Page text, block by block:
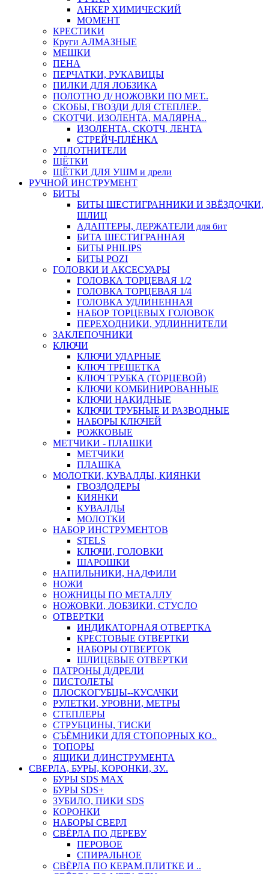
АНКЕР ХИМИЧЕСКИЙ
МОМЕНТ
КРЕСТИКИ
Круги АЛМАЗНЫЕ
МЕШКИ
ПЕНА
ПЕРЧАТКИ, РУКАВИЦЫ
ПИЛКИ ДЛЯ ЛОБЗИКА
ПОЛОТНО Д/ НОЖОВКИ ПО МЕТ..
СКОБЫ, ГВОЗДИ ДЛЯ СТЕПЛЕР..
СКОТЧИ, ИЗОЛЕНТА, МАЛЯРНА..
ИЗОЛЕНТА, СКОТЧ, ЛЕНТА
СТРЕЙЧ-ПЛЁНКА
УПЛОТНИТЕЛИ
ЩЁТКИ
ЩЁТКИ ДЛЯ УШМ и дрели
РУЧНОЙ ИНСТРУМЕНТ
БИТЫ
БИТЫ ШЕСТИГРАННИКИ И ЗВЁЗДОЧКИ,
ШЛИЦ
АДАПТЕРЫ, ДЕРЖАТЕЛИ для бит
БИТА ШЕСТИГРАННАЯ
БИТЫ PHILIPS
БИТЫ POZI
ГОЛОВКИ И АКСЕСУАРЫ
ГОЛОВКА ТОРЦЕВАЯ 1/2
ГОЛОВКА ТОРЦЕВАЯ 1/4
ГОЛОВКА УДЛИНЕННАЯ
НАБОР ТОРЦЕВЫХ ГОЛОВОК
ПЕРЕХОДНИКИ, УДЛИННИТЕЛИ
ЗАКЛЕПОЧНИКИ
КЛЮЧИ
КЛЮЧИ УДАРНЫЕ
КЛЮЧ ТРЕЩЕТКА
КЛЮЧ ТРУБКА (ТОРЦЕВОЙ)
КЛЮЧИ КОМБИНИРОВАННЫЕ
КЛЮЧИ НАКИДНЫЕ
КЛЮЧИ ТРУБНЫЕ И РАЗВОДНЫЕ
НАБОРЫ КЛЮЧЕЙ
РОЖКОВЫЕ
МЕТЧИКИ - ПЛАШКИ
МЕТЧИКИ
ПЛАШКА
МОЛОТКИ, КУВАЛДЫ, КИЯНКИ
ГВОЗДОДЕРЫ
КИЯНКИ
КУВАЛДЫ
МОЛОТКИ
НАБОР ИНСТРУМЕНТОВ
STELS
КЛЮЧИ, ГОЛОВКИ
ШАРОШКИ
НАПИЛЬНИКИ, НАДФИЛИ
НОЖИ
НОЖНИЦЫ ПО МЕТАЛЛУ
НОЖОВКИ, ЛОБЗИКИ, СТУСЛО
ОТВЕРТКИ
ИНДИКАТОРНАЯ ОТВЕРТКА
КРЕСТОВЫЕ ОТВЕРТКИ
НАБОРЫ ОТВЕРТОК
ШЛИЦЕВЫЕ ОТВЕРТКИ
ПАТРОНЫ Д/ДРЕЛИ
ПИСТОЛЕТЫ
ПЛОСКОГУБЦЫ--КУСАЧКИ
РУЛЕТКИ, УРОВНИ, МЕТРЫ
СТЕПЛЕРЫ
СТРУБЦИНЫ, ТИСКИ
СЪЁМНИКИ ДЛЯ СТОПОРНЫХ КО..
ТОПОРЫ
ЯЩИКИ Д/ИНСТРУМЕНТА
СВЕРЛА, БУРЫ, КОРОНКИ, ЗУ..
БУРЫ SDS MAX
БУРЫ SDS+
ЗУБИЛО, ПИКИ SDS
КОРОНКИ
НАБОРЫ СВЕРЛ
СВЁРЛА ПО ДЕРЕВУ
ПЕРОВОЕ
СПИРАЛЬНОЕ
СВЁРЛА ПО КЕРАМ.ПЛИТКЕ И ..